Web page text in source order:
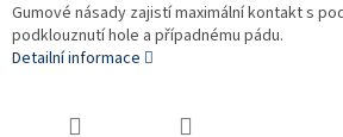
Gumové násady zajistí maximální kontakt s
podklouznutí hole a případnému pádu.
Detailní informace